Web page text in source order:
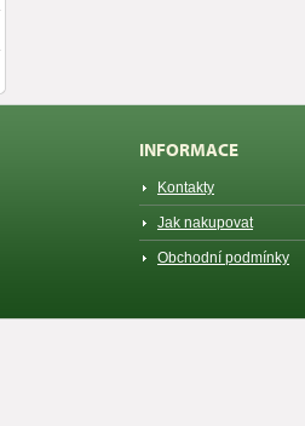
INFORMACE
Kontakty
Jak nakupovat
Obchodní podmínky